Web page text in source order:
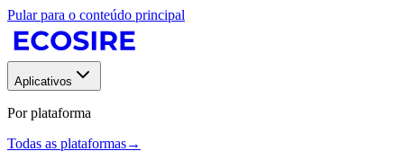
Pular para o conteúdo principal
Aplicativos
Por plataforma
Todas as plataformas→